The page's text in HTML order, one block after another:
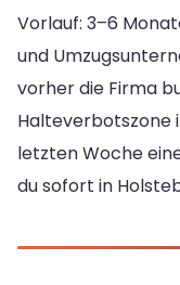
Vorlauf: 3–6
und
vorher die Firma
Halteverbotszone
letzten Woche
du sofort in